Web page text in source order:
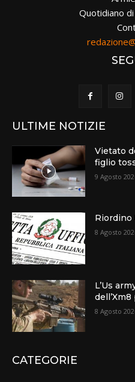
Quotidiano
ULTIME NOTIZIE
Vietato
figlio
9 Agosto
Riordino
8 Agosto
L’Us
8 Agosto
CATEGORIE